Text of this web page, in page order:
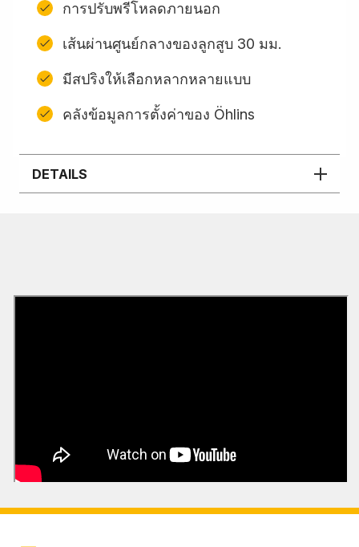
การปรับพรีโหลดภายนอก
เส้นผ่านศูนย์กลางของลูกสูบ 30 มม.
มีสปริงให้เลือกหลากหลายแบบ
คลังข้อมูลการตั้งค่าของ Öhlins
DETAILS